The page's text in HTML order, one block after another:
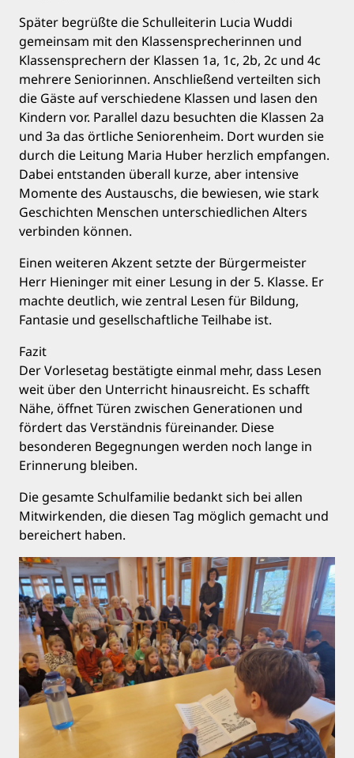
Später begrüßte die Schulleiterin Lucia Wuddi
gemeinsam mit den Klassensprecherinnen und
Klassensprechern der Klassen 1a, 1c, 2b, 2c und 4c
mehrere Seniorinnen. Anschließend verteilten sich
die Gäste auf verschiedene Klassen und lasen den
Kindern vor. Parallel dazu besuchten die Klassen 2a
und 3a das örtliche Seniorenheim. Dort wurden sie
durch die Leitung Maria Huber herzlich empfangen.
Dabei entstanden überall kurze, aber intensive
Momente des Austauschs, die bewiesen, wie stark
Geschichten Menschen unterschiedlichen Alters
verbinden können.
Einen weiteren Akzent setzte der Bürgermeister
Herr Hieninger mit einer Lesung in der 5. Klasse. Er
machte deutlich, wie zentral Lesen für Bildung,
Fantasie und gesellschaftliche Teilhabe ist.
Fazit
Der Vorlesetag bestätigte einmal mehr, dass Lesen
weit über den Unterricht hinausreicht. Es schafft
Nähe, öffnet Türen zwischen Generationen und
fördert das Verständnis füreinander. Diese
besonderen Begegnungen werden noch lange in
Erinnerung bleiben.
Die gesamte Schulfamilie bedankt sich bei allen
Mitwirkenden, die diesen Tag möglich gemacht und
bereichert haben.